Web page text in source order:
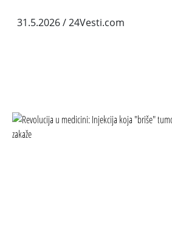
31.5.2026/ 24Vesti.com